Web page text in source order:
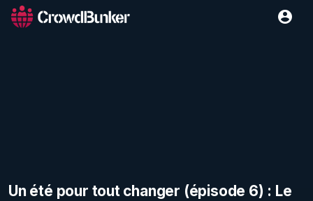
Un été pour tout changer (épisode 6) : Le